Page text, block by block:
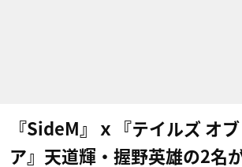
『SideM』ｘ『テイルズ オ
ア』天道輝・握野英雄の2名